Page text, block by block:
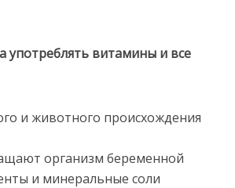
витамины и все
и животного происхождения
организм беременной
и минеральные соли